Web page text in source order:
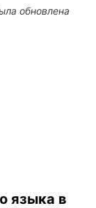
обновлена
языка в